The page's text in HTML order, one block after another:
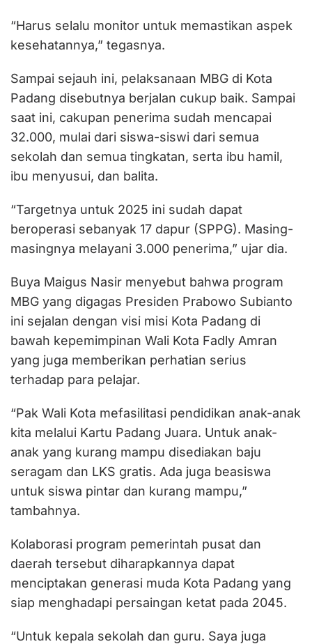
“Harus selalu monitor untuk memastikan aspek
kesehatannya,” tegasnya.
Sampai sejauh ini, pelaksanaan MBG di Kota
Padang disebutnya berjalan cukup baik. Sampai
saat ini, cakupan penerima sudah mencapai
32.000, mulai dari siswa-siswi dari semua
sekolah dan semua tingkatan, serta ibu hamil,
ibu menyusui, dan balita.
“Targetnya untuk 2025 ini sudah dapat
beroperasi sebanyak 17 dapur (SPPG). Masing-
masingnya melayani 3.000 penerima,” ujar dia.
Buya Maigus Nasir menyebut bahwa program
MBG yang digagas Presiden Prabowo Subianto
ini sejalan dengan visi misi Kota Padang di
bawah kepemimpinan Wali Kota Fadly Amran
yang juga memberikan perhatian serius
terhadap para pelajar.
“Pak Wali Kota mefasilitasi pendidikan anak-anak
kita melalui Kartu Padang Juara. Untuk anak-
anak yang kurang mampu disediakan baju
seragam dan LKS gratis. Ada juga beasiswa
untuk siswa pintar dan kurang mampu,”
tambahnya.
Kolaborasi program pemerintah pusat dan
daerah tersebut diharapkannya dapat
menciptakan generasi muda Kota Padang yang
siap menghadapi persaingan ketat pada 2045.
“Untuk kepala sekolah dan guru. Saya juga